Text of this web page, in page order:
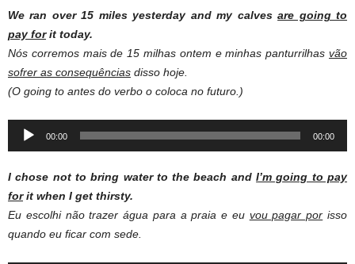
We ran over 15 miles yesterday and my calvesare going to
pay forit today.
Nós corremos mais de 15 milhas ontem e minhas panturrilhas vão
sofrer as consequências disso hoje.
(O going to antes do verbo o coloca no futuro.)
Audio
00:00 00:00
I chose not to bring water to the beach andI’m going to pay
forit when I get thirsty.
Eu escolhi não trazer água para a praia e eu vou pagar por isso
quando eu ficar com sede.